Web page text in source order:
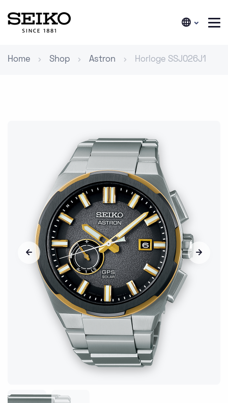
Home Shop Astron Horloge SSJ026J1